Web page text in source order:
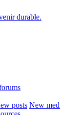
durable.
posts New